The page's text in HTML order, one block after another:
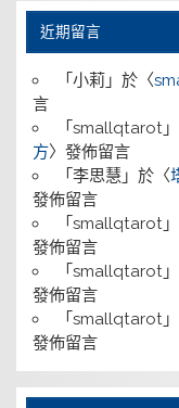
近期留言
「 小莉」於〈
言
「 smallqtarot
方〉發佈留言
「 李思慧」於〈
發佈留言
「 smallqtarot
發佈留言
「 smallqtarot
發佈留言
「 smallqtarot
發佈留言